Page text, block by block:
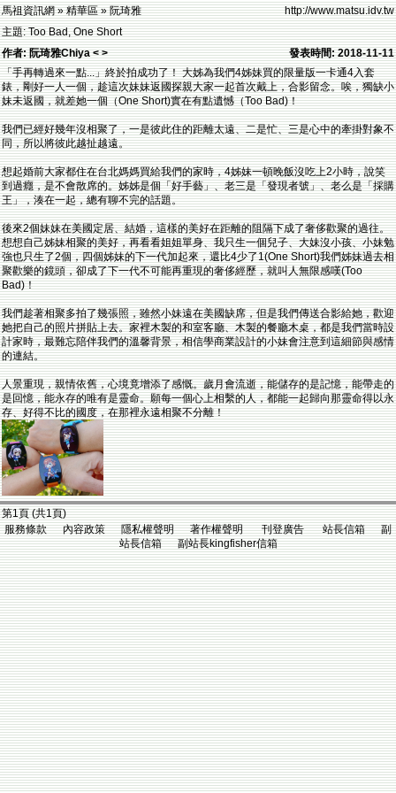
馬祖資訊網 » 精華區 » 阮琦雅
http://www.matsu.idv.tw
主題: Too Bad, One Short
作者: 阮琦雅Chiya < >
發表時間: 2018-11-11
「手再轉過來一點...」終於拍成功了！ 大姊為我們4姊妹買的限量版一卡通4入套
錶，剛好一人一個，趁這次妹妹返國探親大家一起首次戴上，合影留念。唉，獨缺小
妹未返國，就差她一個（One Short)實在有點遺憾（Too Bad)！
我們已經好幾年沒相聚了，一是彼此住的距離太遠、二是忙、三是心中的牽掛對象不
同，所以將彼此越扯越遠。
想起婚前大家都住在台北媽媽買給我們的家時，4姊妹一頓晚飯沒吃上2小時，說笑
到過癮，是不會散席的。姊姊是個「好手藝」、老三是「發現者號」、老么是「採購
王」，湊在一起，總有聊不完的話題。
後來2個妹妹在美國定居、結婚，這樣的美好在距離的阻隔下成了奢侈歡聚的過往。
想想自己姊妹相聚的美好，再看看姐姐單身、我只生一個兒子、大妹沒小孩、小妹勉
強也只生了2個，四個姊妹的下一代加起來，還比4少了1(One Short)我們姊妹過去相
聚歡樂的鏡頭，卻成了下一代不可能再重現的奢侈經歷，就叫人無限感嘆(Too
Bad)！
我們趁著相聚多拍了幾張照，雖然小妹遠在美國缺席，但是我們傳送合影給她，歡迎
她把自己的照片拼貼上去。家裡木製的和室客廳、木製的餐廳木桌，都是我們當時設
計家時，最難忘陪伴我們的溫馨背景，相信學商業設計的小妹會注意到這細節與感情
的連結。
人景重現，親情依舊，心境竟增添了感慨。歲月會流逝，能儲存的是記憶，能帶走的
是回憶，能永存的唯有是靈命。願每一個心上相繫的人，都能一起歸向那靈命得以永
存、好得不比的國度，在那裡永遠相聚不分離！
第1頁 (共1頁)
服務條款 內容政策 隱私權聲明 著作權聲明 刊登廣告 站長信箱 副
站長信箱 副站長kingfisher信箱